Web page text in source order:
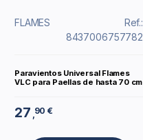
FLAMES
Ref.:
8437006757782
Paravientos Universal Flames
VLC para Paellas de hasta 70 cm
27 ,90 €